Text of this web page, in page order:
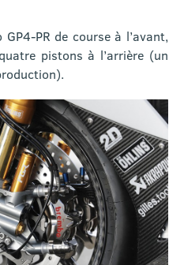
PR de course à l’avant,
pistons à l’arrière (un